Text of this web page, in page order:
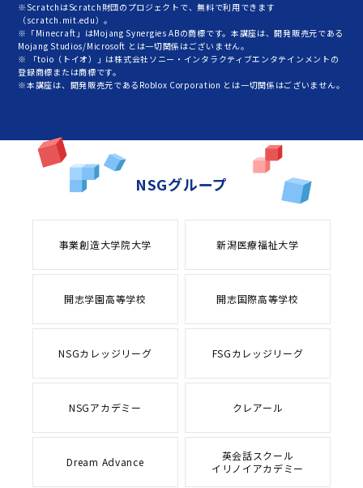
※ScratchはScratch財団のプロジェクトで、無料で利用できます
（scratch.mit.edu）。
※「Minecraft」はMojang Synergies ABの商標です。本講座は、開発販売元である
Mojang Studios/Microsoft とは一切関係はございません。
※ 「toio（トイオ）」は株式会社ソニー・インタラクティブエンタテインメントの
登録商標または商標です。
※本講座は、開発販売元であるRoblox Corporation とは一切関係はございません。
NSGグループ
事業創造大学院大学 新潟医療福祉大学
開志学園高等学校 開志国際高等学校
NSGカレッジリーグ FSGカレッジリーグ
NSGアカデミー クレアール
Dream Advance
英会話スクール
イリノイアカデミー